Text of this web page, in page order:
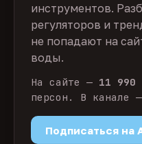
инструментов.
регуляторов и
не попадают на
воды.
На сайте — 11 990
персон. В канале
Подписаться на